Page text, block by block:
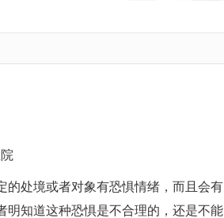
处境或者对象有恐惧情绪，而且会有
明知道这种恐惧是不合理的，还是不能